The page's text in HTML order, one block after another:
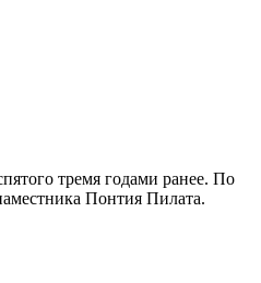
тремя годами ранее. По
Понтия Пилата.